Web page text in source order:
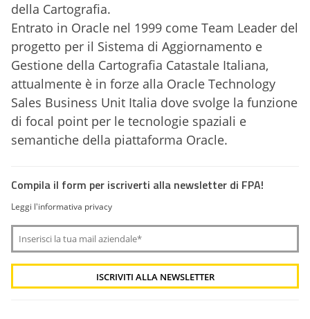
della Cartografia.
Entrato in Oracle nel 1999 come Team Leader del
progetto per il Sistema di Aggiornamento e
Gestione della Cartografia Catastale Italiana,
attualmente è in forze alla Oracle Technology
Sales Business Unit Italia dove svolge la funzione
di focal point per le tecnologie spaziali e
semantiche della piattaforma Oracle.
Compila il form per iscriverti alla newsletter di FPA!
Leggi l'informativa privacy